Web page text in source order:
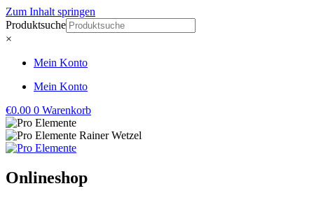
Zum Inhalt springen
Produktsuche
×
Mein Konto
Mein Konto
€0.00 0 Warenkorb
Onlineshop